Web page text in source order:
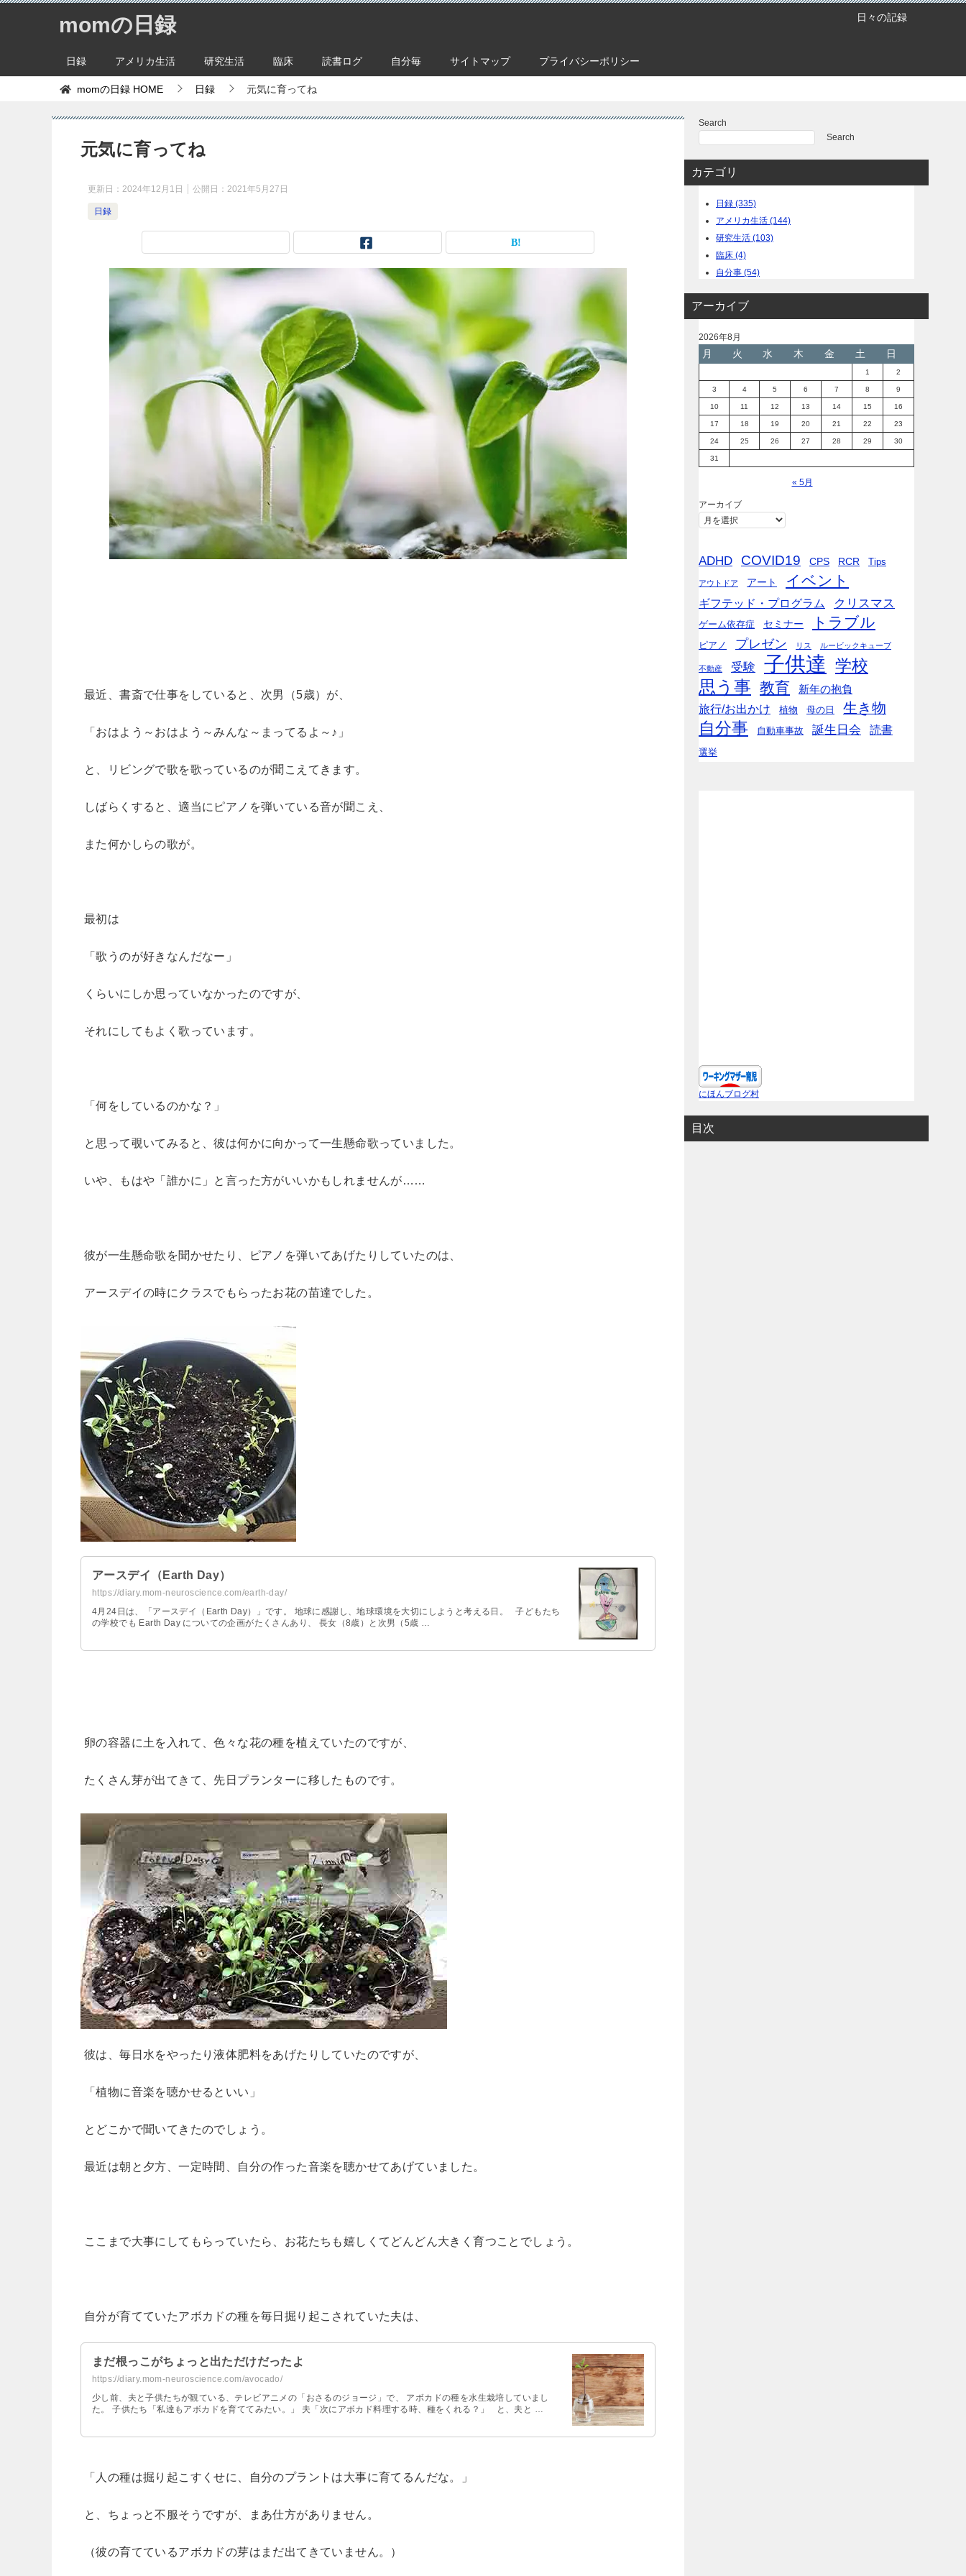
momの日録 日々の記録
日録 アメリカ生活 研究生活 臨床 読書ログ 自分毎 サイトマップ プライバシーポリシー
momの日録 HOME 日録 元気に育ってね
元気に育ってね
更新日： 2024年12月1日 公開日： 2021年5月27日
日録
最近、書斎で仕事をしていると、次男（5歳）が、
「おはよう～おはよう～みんな～まってるよ～♪」
と、リビングで歌を歌っているのが聞こえてきます。
しばらくすると、適当にピアノを弾いている音が聞こえ、
また何かしらの歌が。
最初は
「歌うのが好きなんだなー」
くらいにしか思っていなかったのですが、
それにしてもよく歌っています。
「何をしているのかな？」
と思って覗いてみると、彼は何かに向かって一生懸命歌っていました。
いや、もはや「誰かに」と言った方がいいかもしれませんが……
彼が一生懸命歌を聞かせたり、ピアノを弾いてあげたりしていたのは、
アースデイの時にクラスでもらったお花の苗達でした。
アースデイ（Earth Day）
https://diary.mom-neuroscience.com/earth-day/
4月24日は、「アースデイ（Earth Day）」です。 地球に感謝し、地球環境を大切にしようと考える日。 子どもたち
の学校でも Earth Day についての企画がたくさんあり、 長女（8歳）と次男（5歳 …
卵の容器に土を入れて、色々な花の種を植えていたのですが、
たくさん芽が出てきて、先日プランターに移したものです。
彼は、毎日水をやったり液体肥料をあげたりしていたのですが、
「植物に音楽を聴かせるといい」
とどこかで聞いてきたのでしょう。
最近は朝と夕方、一定時間、自分の作った音楽を聴かせてあげていました。
ここまで大事にしてもらっていたら、お花たちも嬉しくてどんどん大きく育つことでしょう。
自分が育てていたアボカドの種を毎日掘り起こされていた夫は、
まだ根っこがちょっと出ただけだったよ
https://diary.mom-neuroscience.com/avocado/
少し前、夫と子供たちが観ている、テレビアニメの「おさるのジョージ」で、 アボカドの種を水生栽培していまし
た。 子供たち「私達もアボカドを育ててみたい。」 夫「次にアボカド料理する時、種をくれる？」 と、夫と …
「人の種は掘り起こすくせに、自分のプラントは大事に育てるんだな。」
と、ちょっと不服そうですが、まあ仕方がありません。
（彼の育てているアボカドの芽はまだ出てきていません。）
Search
Search
カテゴリ
日録 (335)
アメリカ生活 (144)
研究生活 (103)
臨床 (4)
自分事 (54)
アーカイブ
2026年8月
月 火 水 木 金 土 日
1 2
3 4 5 6 7 8 9
10 11 12 13 14 15 16
17 18 19 20 21 22 23
24 25 26 27 28 29 30
31
« 5月
アーカイブ
ADHD COVID19 CPS RCR Tips
アウトドア アート イベント
ギフテッド・プログラム クリスマス
ゲーム依存症 セミナー トラブル
ピアノ プレゼン リス ルービックキューブ
不動産 受験 子供達 学校
思う事 教育 新年の抱負
旅行/お出かけ 植物 母の日 生き物
自分事 自動車事故 誕生日会 読書
選挙
にほんブログ村
目次